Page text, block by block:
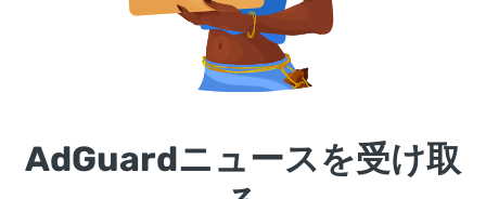
AdGuardニュースを受け取